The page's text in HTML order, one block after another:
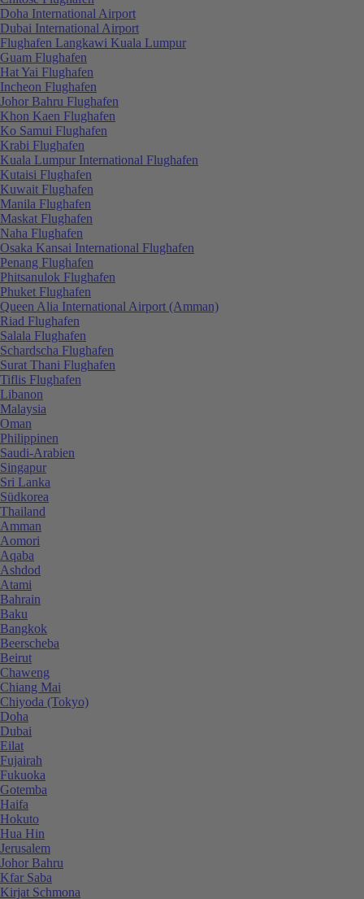
Doha International Airport
Dubai International Airport
Flughafen Langkawi Kuala Lumpur
Guam Flughafen
Hat Yai Flughafen
Incheon Flughafen
Johor Bahru Flughafen
Khon Kaen Flughafen
Ko Samui Flughafen
Krabi Flughafen
Kuala Lumpur International Flughafen
Kutaisi Flughafen
Kuwait Flughafen
Manila Flughafen
Maskat Flughafen
Naha Flughafen
Osaka Kansai International Flughafen
Penang Flughafen
Phitsanulok Flughafen
Phuket Flughafen
Queen Alia International Airport (Amman)
Riad Flughafen
Salala Flughafen
Schardscha Flughafen
Surat Thani Flughafen
Tiflis Flughafen
Libanon
Malaysia
Oman
Philippinen
Saudi-Arabien
Singapur
Sri Lanka
Südkorea
Thailand
Amman
Aomori
Aqaba
Ashdod
Atami
Bahrain
Baku
Bangkok
Beerscheba
Beirut
Chaweng
Chiang Mai
Chiyoda (Tokyo)
Doha
Dubai
Eilat
Fujairah
Fukuoka
Gotemba
Haifa
Hokuto
Hua Hin
Jerusalem
Johor Bahru
Kfar Saba
Kirjat Schmona